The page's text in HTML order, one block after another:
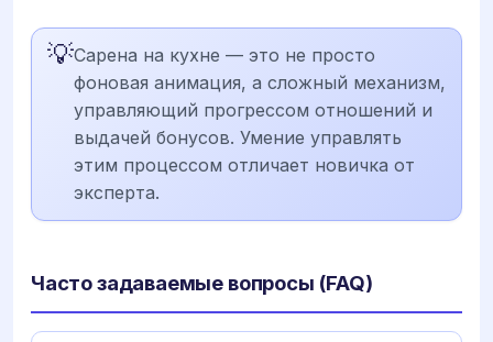
💡Сарена на кухне — это не просто
фоновая анимация, а сложный механизм,
управляющий прогрессом отношений и
выдачей бонусов. Умение управлять
этим процессом отличает новичка от
эксперта.
Часто задаваемые вопросы (FAQ)